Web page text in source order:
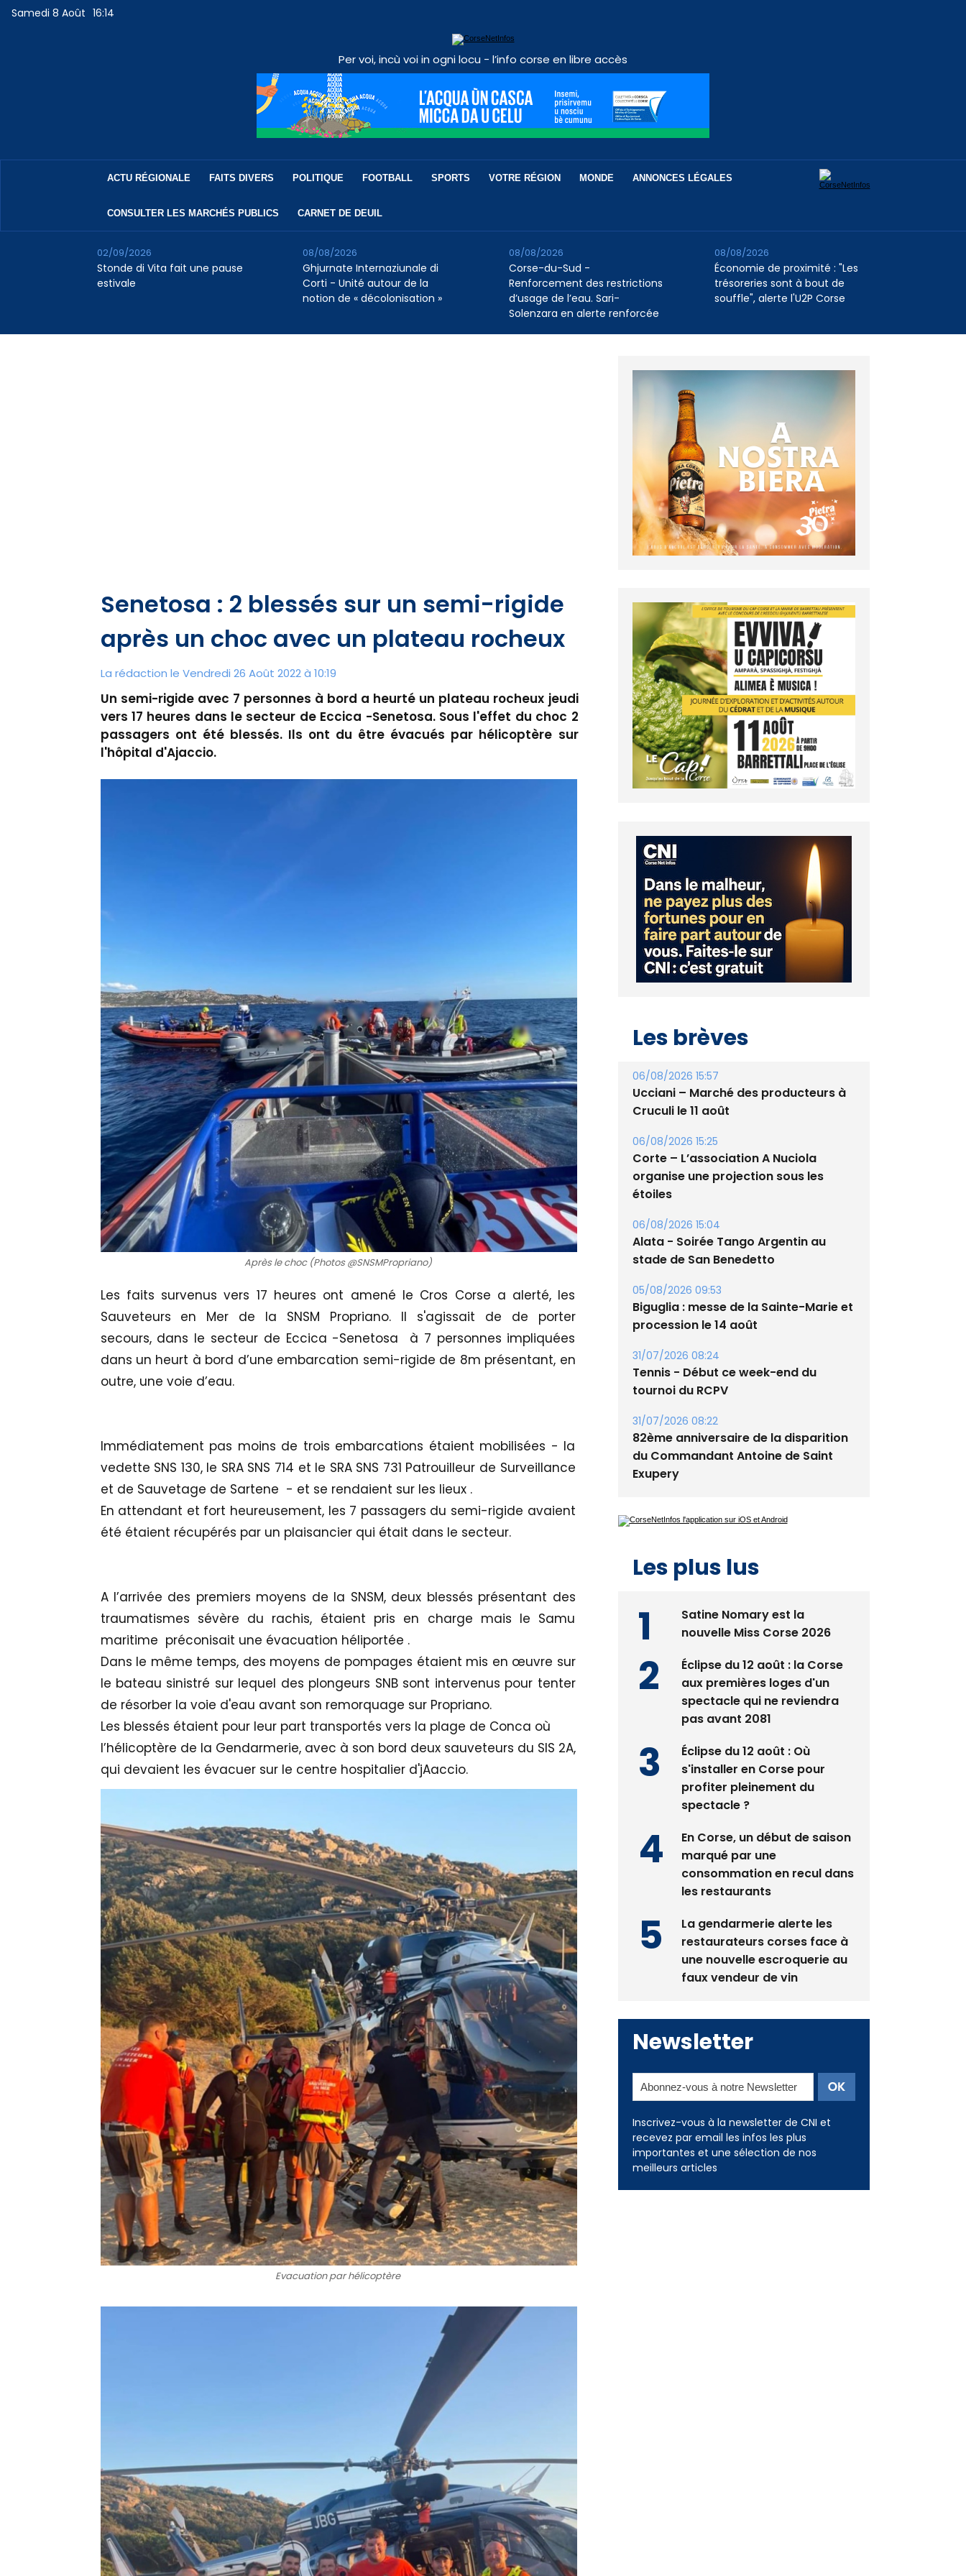
Samedi 8 Août 16:14
Per voi, incù voi in ogni locu - l’info corse en libre accès
ACTU RÉGIONALE FAITS DIVERS POLITIQUE FOOTBALL SPORTS VOTRE RÉGION MONDE ANNONCES LÉGALES
CONSULTER LES MARCHÉS PUBLICS CARNET DE DEUIL
Stonde di Vita fait une pause
estivale
02/09/2026
Ghjurnate Internaziunale di
Corti - Unité autour de la
notion de « décolonisation »
08/08/2026
Corse-du-Sud -
Renforcement des restrictions
d’usage de l’eau. Sari-
Solenzara en alerte renforcée
08/08/2026
Économie de proximité : "Les
trésoreries sont à bout de
souffle", alerte l'U2P Corse
08/08/2026
Senetosa : 2 blessés sur un semi-rigide
après un choc avec un plateau rocheux
La rédaction le Vendredi 26 Août 2022 à 10:19
Un semi-rigide avec 7 personnes à bord a heurté un plateau rocheux jeudi
vers 17 heures dans le secteur de Eccica -Senetosa. Sous l'effet du choc 2
passagers ont été blessés. Ils ont du être évacués par hélicoptère sur
l'hôpital d'Ajaccio.
Après le choc (Photos @SNSMPropriano)
Les faits survenus vers 17 heures ont amené le Cros Corse a alerté, les
Sauveteurs en Mer de la SNSM Propriano. Il s'agissait de de porter
secours, dans le secteur de Eccica -Senetosa à 7 personnes impliquées
dans un heurt à bord d’une embarcation semi-rigide de 8m présentant, en
outre, une voie d’eau.
Immédiatement pas moins de trois embarcations étaient mobilisées - la
vedette SNS 130, le SRA SNS 714 et le SRA SNS 731 Patrouilleur de Surveillance
et de Sauvetage de Sartene - et se rendaient sur les lieux .
En attendant et fort heureusement, les 7 passagers du semi-rigide avaient
été étaient récupérés par un plaisancier qui était dans le secteur.
A l’arrivée des premiers moyens de la SNSM, deux blessés présentant des
traumatismes sévère du rachis, étaient pris en charge mais le Samu
maritime préconisait une évacuation héliportée .
Dans le même temps, des moyens de pompages étaient mis en œuvre sur
le bateau sinistré sur lequel des plongeurs SNB sont intervenus pour tenter
de résorber la voie d'eau avant son remorquage sur Propriano.
Les blessés étaient pour leur part transportés vers la plage de Conca où
l’hélicoptère de la Gendarmerie, avec à son bord deux sauveteurs du SIS 2A,
qui devaient les évacuer sur le centre hospitalier d'jAaccio.
Evacuation par hélicoptère
Les brèves
06/08/2026 15:57
Ucciani – Marché des producteurs à
Cruculi le 11 août
06/08/2026 15:25
Corte – L’association A Nuciola
organise une projection sous les
étoiles
06/08/2026 15:04
Alata - Soirée Tango Argentin au
stade de San Benedetto
05/08/2026 09:53
Biguglia : messe de la Sainte-Marie et
procession le 14 août
31/07/2026 08:24
Tennis - Début ce week-end du
tournoi du RCPV
31/07/2026 08:22
82ème anniversaire de la disparition
du Commandant Antoine de Saint
Exupery
Les plus lus
Satine Nomary est la
nouvelle Miss Corse 2026
Éclipse du 12 août : la Corse
aux premières loges d'un
spectacle qui ne reviendra
pas avant 2081
Éclipse du 12 août : Où
s'installer en Corse pour
profiter pleinement du
spectacle ?
En Corse, un début de saison
marqué par une
consommation en recul dans
les restaurants
La gendarmerie alerte les
restaurateurs corses face à
une nouvelle escroquerie au
faux vendeur de vin
Newsletter
Inscrivez-vous à la newsletter de CNI et
recevez par email les infos les plus
importantes et une sélection de nos
meilleurs articles